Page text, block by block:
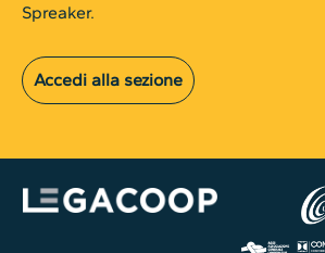
Spreaker.
Accedi alla sezione